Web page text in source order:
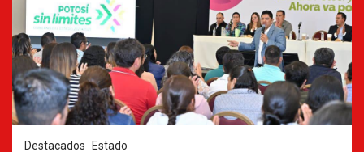
Destacados Estado